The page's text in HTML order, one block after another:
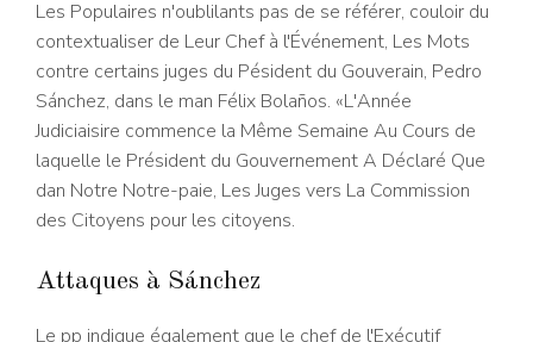
Les Populaires n'oublilants pas de se référer, couloir du
contextualiser de Leur Chef à l'Événement, Les Mots
contre certains juges du Pésident du Gouverain, Pedro
Sánchez, dans le man Félix Bolaños. «L'Année
Judiciaisire commence la Même Semaine Au Cours de
laquelle le Président du Gouvernement A Déclaré Que
dan Notre Notre-paie, Les Juges vers La Commission
des Citoyens pour les citoyens.
Attaques à Sánchez
Le pp indique également que le chef de l'Exécutif